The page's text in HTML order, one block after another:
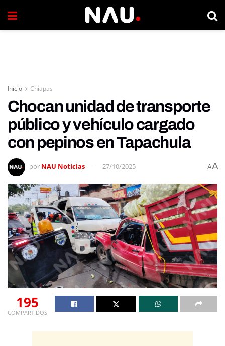
Inicio Chiapas
Chocan unidad de transporte
público y vehículo cargado
con pepinos en Tapachula
por NAU Noticias 27/10/2025 AA
195
COMPARTIDOS